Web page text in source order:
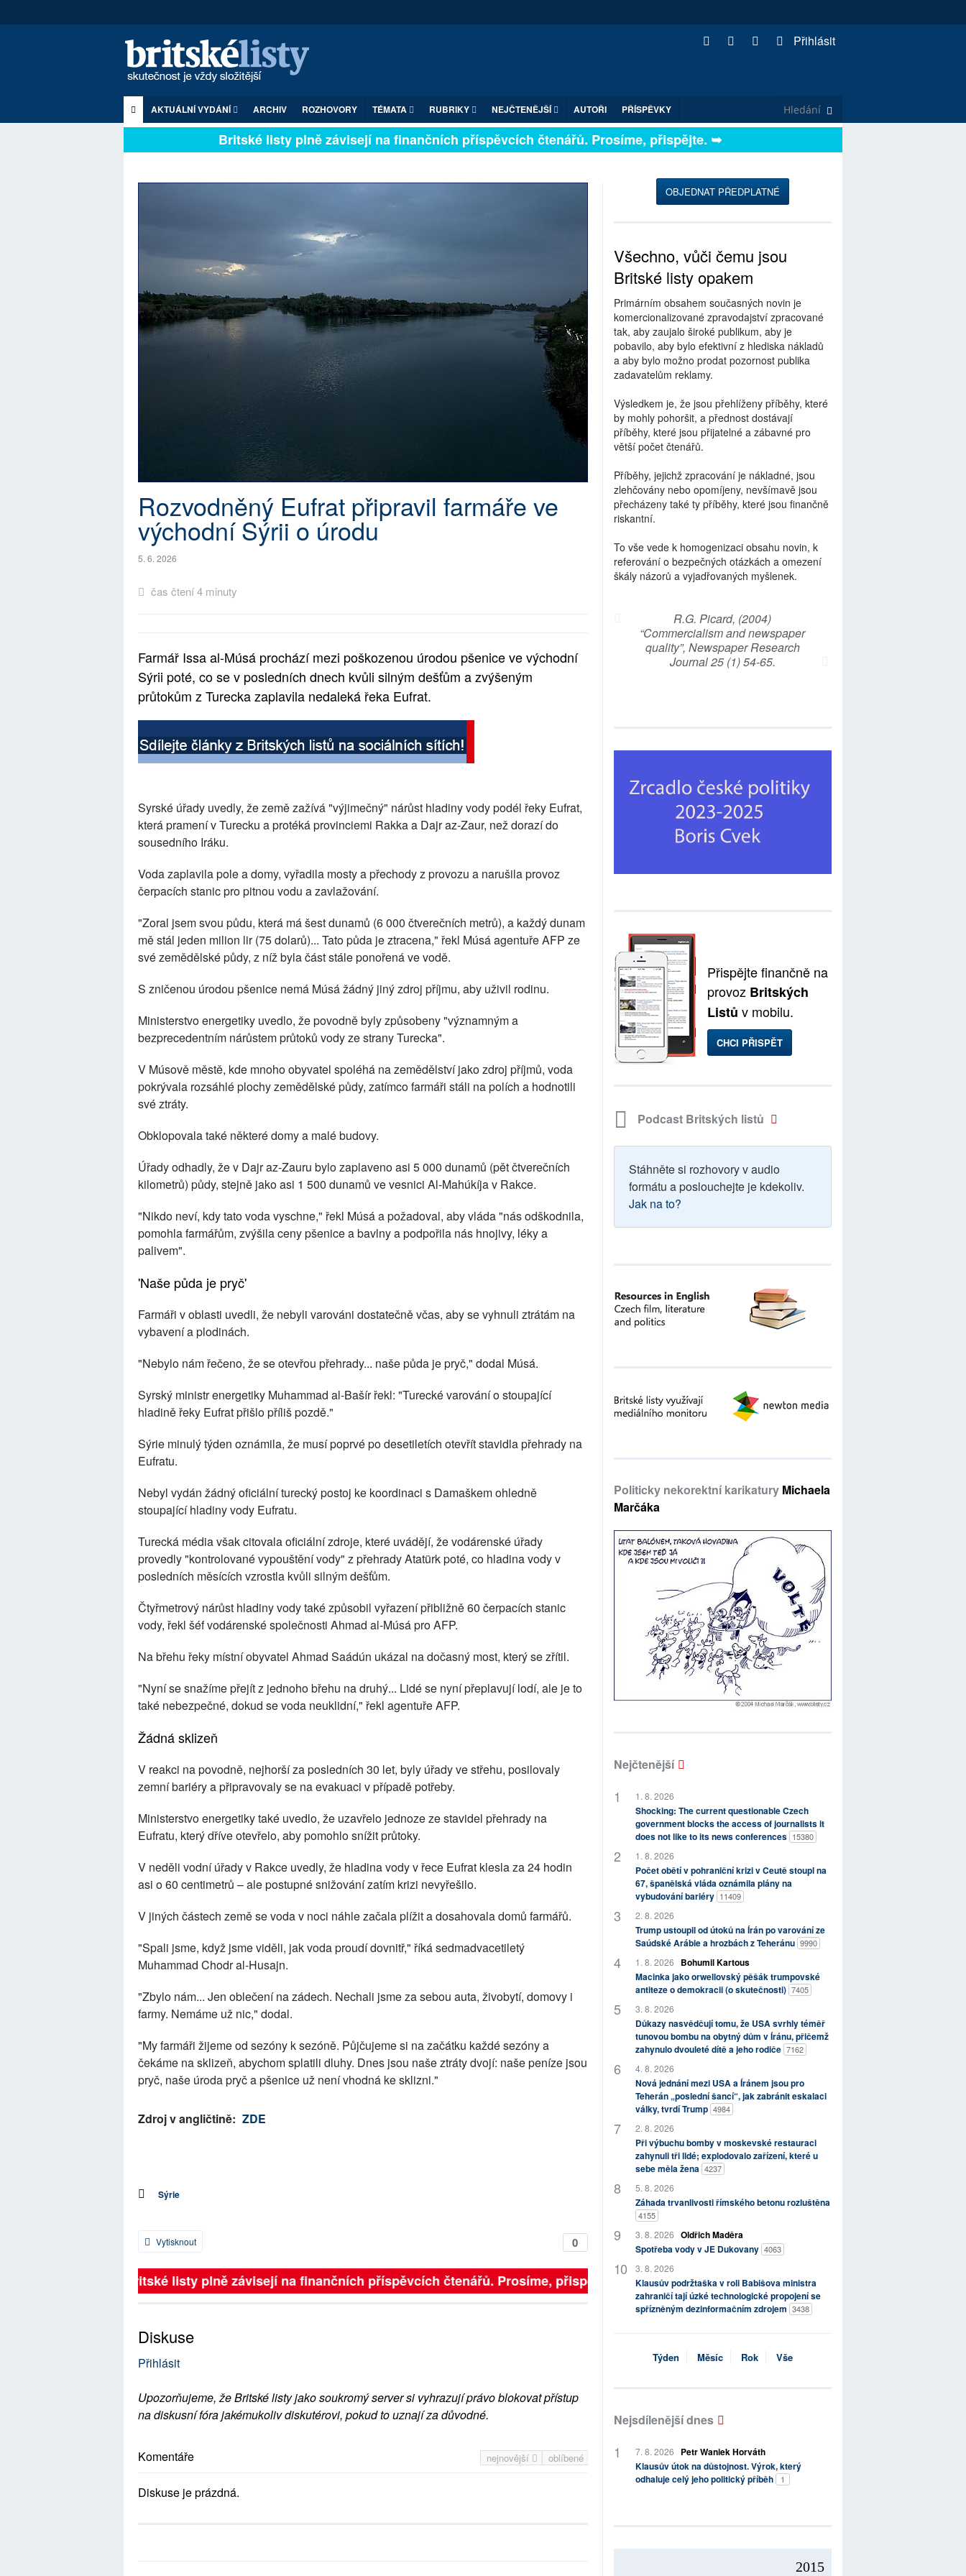
Přihlásit
AKTUÁLNÍ VYDÁNÍ ARCHIV ROZHOVORY TÉMATA RUBRIKY NEJČTENĚJŠÍ AUTOŘI PŘÍSPĚVKY
Britské listy plně závisejí na finančních příspěvcích čtenářů. Prosíme, přispějte. ➥
Rozvodněný Eufrat připravil farmáře ve
východní Sýrii o úrodu
5. 6. 2026
čas čtení 4 minuty
Farmář Issa al-Músá prochází mezi poškozenou úrodou pšenice ve východní
Sýrii poté, co se v posledních dnech kvůli silným dešťům a zvýšeným
průtokům z Turecka zaplavila nedaleká řeka Eufrat.
Syrské úřady uvedly, že země zažívá "výjimečný" nárůst hladiny vody podél řeky Eufrat,
která pramení v Turecku a protéká provinciemi Rakka a Dajr az-Zaur, než dorazí do
sousedního Iráku.
Voda zaplavila pole a domy, vyřadila mosty a přechody z provozu a narušila provoz
čerpacích stanic pro pitnou vodu a zavlažování.
"Zoral jsem svou půdu, která má šest dunamů (6 000 čtverečních metrů), a každý dunam
mě stál jeden milion lir (75 dolarů)... Tato půda je ztracena," řekl Músá agentuře AFP ze
své zemědělské půdy, z níž byla část stále ponořená ve vodě.
S zničenou úrodou pšenice nemá Músá žádný jiný zdroj příjmu, aby uživil rodinu.
Ministerstvo energetiky uvedlo, že povodně byly způsobeny "významným a
bezprecedentním nárůstem průtoků vody ze strany Turecka".
V Músově městě, kde mnoho obyvatel spoléhá na zemědělství jako zdroj příjmů, voda
pokrývala rozsáhlé plochy zemědělské půdy, zatímco farmáři stáli na polích a hodnotili
své ztráty.
Obklopovala také některé domy a malé budovy.
Úřady odhadly, že v Dajr az-Zauru bylo zaplaveno asi 5 000 dunamů (pět čtverečních
kilometrů) půdy, stejně jako asi 1 500 dunamů ve vesnici Al-Mahúkíja v Rakce.
"Nikdo neví, kdy tato voda vyschne," řekl Músá a požadoval, aby vláda "nás odškodnila,
pomohla farmářům, zvýšila ceny pšenice a bavlny a podpořila nás hnojivy, léky a
palivem".
'Naše půda je pryč'
Farmáři v oblasti uvedli, že nebyli varováni dostatečně včas, aby se vyhnuli ztrátám na
vybavení a plodinách.
"Nebylo nám řečeno, že se otevřou přehrady... naše půda je pryč," dodal Músá.
Syrský ministr energetiky Muhammad al-Bašír řekl: "Turecké varování o stoupající
hladině řeky Eufrat přišlo příliš pozdě."
Sýrie minulý týden oznámila, že musí poprvé po desetiletích otevřít stavidla přehrady na
Eufratu.
Nebyl vydán žádný oficiální turecký postoj ke koordinaci s Damaškem ohledně
stoupající hladiny vody Eufratu.
Turecká média však citovala oficiální zdroje, které uvádějí, že vodárenské úřady
provedly "kontrolované vypouštění vody" z přehrady Atatürk poté, co hladina vody v
posledních měsících vzrostla kvůli silným dešťům.
Čtyřmetrový nárůst hladiny vody také způsobil vyřazení přibližně 60 čerpacích stanic
vody, řekl šéf vodárenské společnosti Ahmad al-Músá pro AFP.
Na břehu řeky místní obyvatel Ahmad Saádún ukázal na dočasný most, který se zřítil.
"Nyní se snažíme přejít z jednoho břehu na druhý... Lidé se nyní přeplavují lodí, ale je to
také nebezpečné, dokud se voda neuklidní," řekl agentuře AFP.
Žádná sklizeň
V reakci na povodně, nejhorší za posledních 30 let, byly úřady ve střehu, posilovaly
zemní bariéry a připravovaly se na evakuaci v případě potřeby.
Ministerstvo energetiky také uvedlo, že uzavřelo jednoze ze stavidel přehrady na
Eufratu, který dříve otevřelo, aby pomohlo snížit průtoky.
V neděli vodní úřady v Rakce uvedly, že hladina vody v řece Eufrat klesla za 24 hodin
asi o 60 centimetrů – ale postupné snižování zatím krizi nevyřešilo.
V jiných částech země se voda v noci náhle začala plížit a dosahovala domů farmářů.
"Spali jsme, když jsme viděli, jak voda proudí dovnitř," říká sedmadvacetiletý
Muhammad Chodr al-Husajn.
"Zbylo nám... Jen oblečení na zádech. Nechali jsme za sebou auta, živobytí, domovy i
farmy. Nemáme už nic," dodal.
"My farmáři žijeme od sezóny k sezóně. Půjčujeme si na začátku každé sezóny a
čekáme na sklizeň, abychom splatili dluhy. Dnes jsou naše ztráty dvojí: naše peníze jsou
pryč, naše úroda pryč a pšenice už není vhodná ke sklizni."
Zdroj v angličtině: ZDE
Sýrie
0
Vytisknout
Britské listy plně závisejí na finančních příspěvcích čtenářů. Prosíme, přispějte. ➥
Diskuse
Přihlásit
Upozorňujeme, že Britské listy jako soukromý server si vyhrazují právo blokovat přístup
na diskusní fóra jakémukoliv diskutérovi, pokud to uznají za důvodné.
nejnovější oblíbené
Komentáře
Diskuse je prázdná.
OBJEDNAT PŘEDPLATNÉ
Všechno, vůči čemu jsou
Britské listy opakem
Primárním obsahem současných novin je
komercionalizované zpravodajství zpracované
tak, aby zaujalo široké publikum, aby je
pobavilo, aby bylo efektivní z hlediska nákladů
a aby bylo možno prodat pozornost publika
zadavatelům reklamy.
Výsledkem je, že jsou přehlíženy příběhy, které
by mohly pohoršit, a přednost dostávají
příběhy, které jsou přijatelné a zábavné pro
větší počet čtenářů.
Příběhy, jejichž zpracování je nákladné, jsou
zlehčovány nebo opomíjeny, nevšímavě jsou
přecházeny také ty příběhy, které jsou finančně
riskantní.
To vše vede k homogenizaci obsahu novin, k
referování o bezpečných otázkách a omezení
škály názorů a vyjadřovaných myšlenek.
R.G. Picard, (2004)
“Commercialism and newspaper
quality”, Newspaper Research
Journal 25 (1) 54-65.
Přispějte finančně na
provoz Britských
Listů v mobilu.
CHCI PŘISPĚT
Podcast Britských listů
Stáhněte si rozhovory v audio
formátu a poslouchejte je kdekoliv.
Jak na to?
Politicky nekorektní karikatury Michaela
Marčáka
Nejčtenější
1. 8. 2026
Shocking: The current questionable Czech
government blocks the access of journalists it
does not like to its news conferences 15380
1. 8. 2026
Počet obětí v pohraniční krizi v Ceutě stoupl na
67, španělská vláda oznámila plány na
vybudování bariéry 11409
2. 8. 2026
Trump ustoupil od útoků na Írán po varování ze
Saúdské Arábie a hrozbách z Teheránu 9990
1. 8. 2026
Bohumil Kartous
Macinka jako orwellovský pěšák trumpovské
antiteze o demokracii (o skutečnosti) 7405
3. 8. 2026
Důkazy nasvědčují tomu, že USA svrhly téměř
tunovou bombu na obytný dům v Íránu, přičemž
zahynulo dvouleté dítě a jeho rodiče 7162
4. 8. 2026
Nová jednání mezi USA a Íránem jsou pro
Teherán „poslední šancí“, jak zabránit eskalaci
války, tvrdí Trump 4984
2. 8. 2026
Při výbuchu bomby v moskevské restauraci
zahynuli tři lidé; explodovalo zařízení, které u
sebe měla žena 4237
5. 8. 2026
Záhada trvanlivosti římského betonu rozluštěna
4155
3. 8. 2026 Oldřich Maděra
Spotřeba vody v JE Dukovany 4063
3. 8. 2026
Klausův podržtaška v roli Babišova ministra
zahraničí tají úzké technologické propojení se
spřízněným dezinformačním zdrojem 3438
Týden Měsíc Rok Vše
Nejsdílenější dnes
7. 8. 2026
Petr Waniek Horváth
Klausův útok na důstojnost. Výrok, který
odhaluje celý jeho politický příběh
1
2015